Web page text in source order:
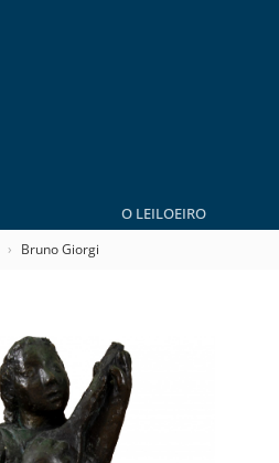
O LEILOEIRO
Bruno Giorgi